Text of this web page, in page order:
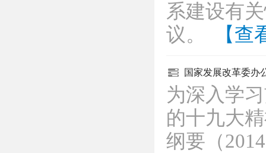
系建设有
议。
【查
国家发展改革委办
为深入学
的十九大
纲要（